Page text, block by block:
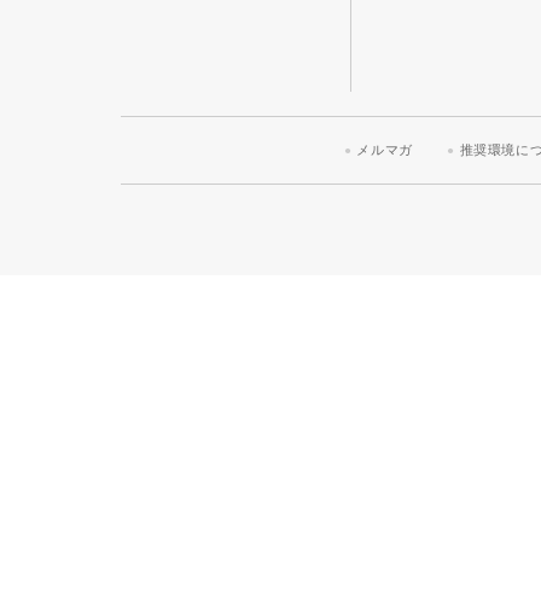
メルマガ 推奨環境に